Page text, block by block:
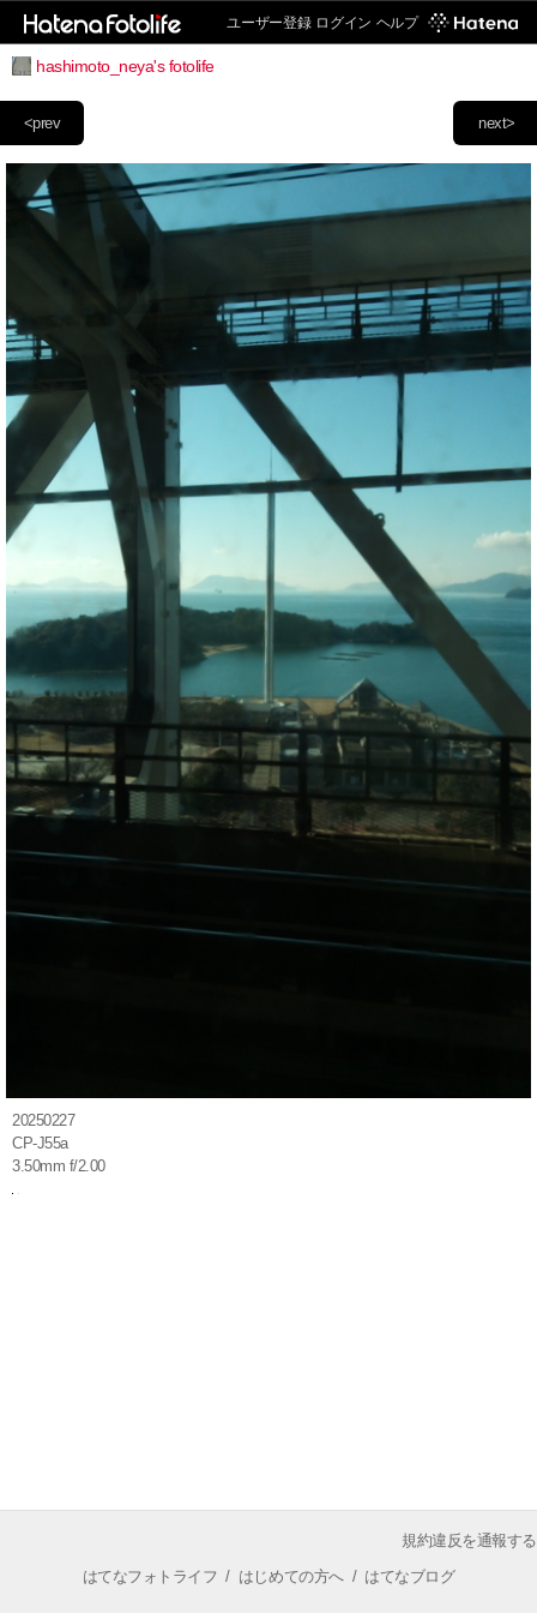
ユーザー登録 ログイン ヘルプ
hashimoto_neya's fotolife
next>
<prev
20250227
CP-J55a
3.50mm f/2.00
規約違反を通報する
はてなフォトライフ / はじめての方へ/ はてなブログ